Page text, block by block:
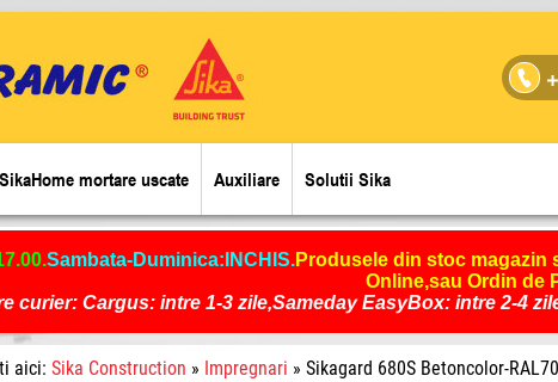
SikaHome mortare uscate Auxiliare Solutii Sika
Sambata-Duminica:INCHIS.Produsele din stoc magazin
Online,sau Ordin de
curier: Cargus: intre 1-3 zile,Sameday EasyBox: intre 2-4
aici: Sika Construction » Impregnari » Sikagard 680S Betoncolor-